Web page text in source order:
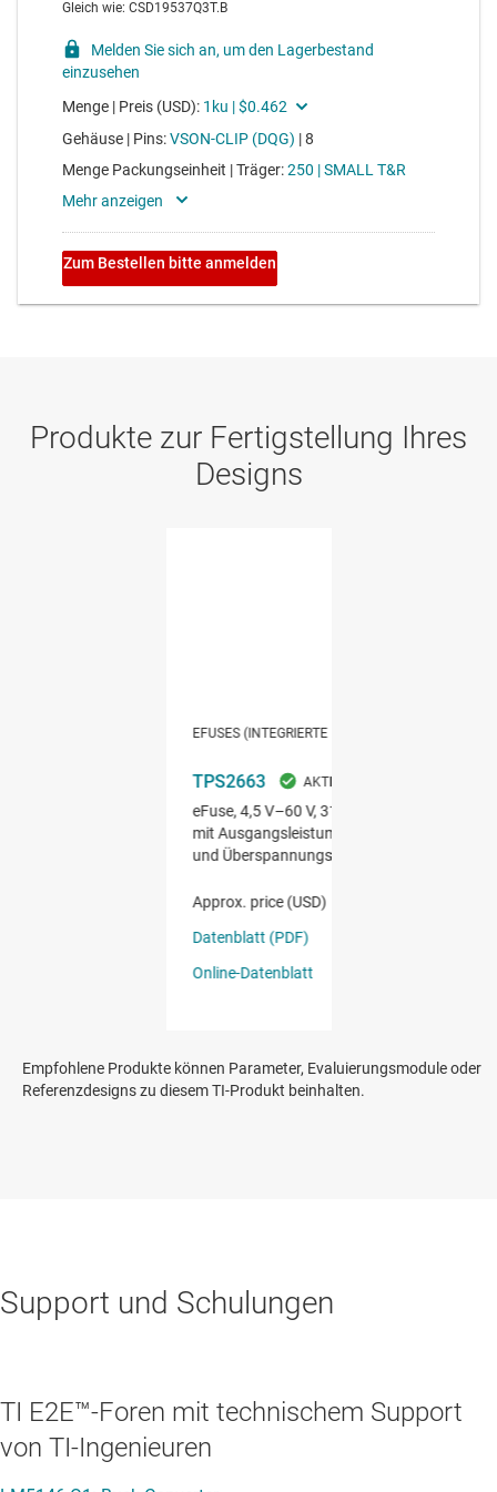
Empfohlene Produkte können Parameter, Evaluierungsmodule oder
Referenzdesigns zu diesem TI-Produkt beinhalten.
Support und Schulungen
TI E2E™-Foren mit technischem Support
von TI-Ingenieuren